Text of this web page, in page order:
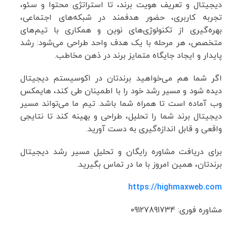
دیجیتال و تعریف هویت برند، تا استراتژی محتوا و سئو،
تجربه کاربری، حضور هدفمند در شبکه‌های اجتماعی،
بهره‌گیری از تکنولوژی‌های نوین و همکاری با تیم‌های
متخصص، هر مرحله با یک هدف واحد طراحی می‌شود: رشد
پایدار و ایجاد جایگاه متمایز برند در ذهن مخاطب.
اگر شما هم می‌خواهید برندتان در اکوسیستم دیجیتال
دیده شود و مسیر رشد خود را با اطمینان طی کند، هایمکس
وب آماده است تا همراه شما باشد. تیم ما می‌تواند مسیر
دیجیتال برند شما را تحلیل، طراحی و بهینه کند تا نتایجی
واقعی و قابل اندازه‌گیری به دست آورید.
برای دریافت مشاوره رایگان و تحلیل مسیر رشد دیجیتال
برندتان، همین امروز با ما در تماس بگیرید.
https://highmaxweb.com
مشاوره فوری: 09127891734